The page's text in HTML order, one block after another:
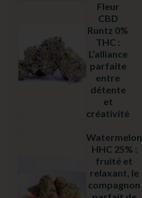
Fleur
CBD
Runtz 0%
THC :
L’alliance
parfaite
entre
détente
et
créativité
Watermelon
HHC 25% :
fruité et
relaxant, le
compagnon